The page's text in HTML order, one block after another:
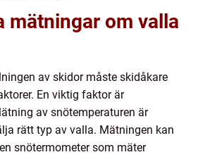
mätningar om valla
av skidor måste skidåkare
En viktig faktor är
av snötemperaturen är
rätt typ av valla. Mätningen kan
snötermometer som mäter